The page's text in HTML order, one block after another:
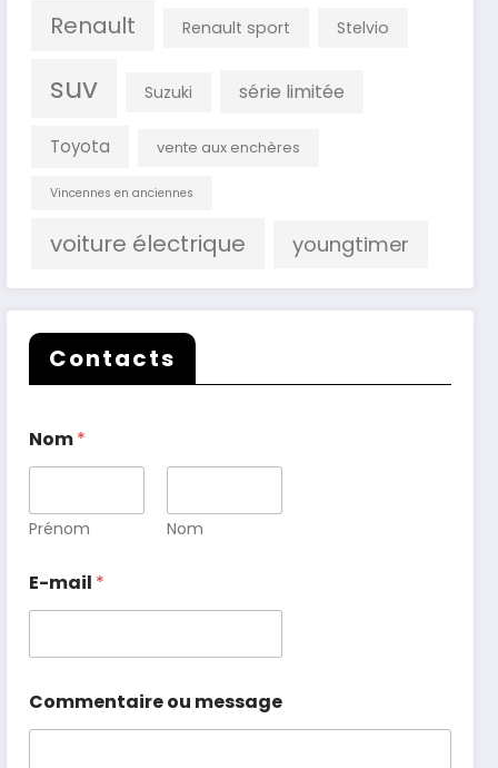
Renault Renault sport Stelvio
suv Suzuki série limitée
Toyota vente aux enchères
Vincennes en anciennes
voiture électrique youngtimer
Contacts
Nom*
Prénom Nom
E-mail *
Commentaire ou message